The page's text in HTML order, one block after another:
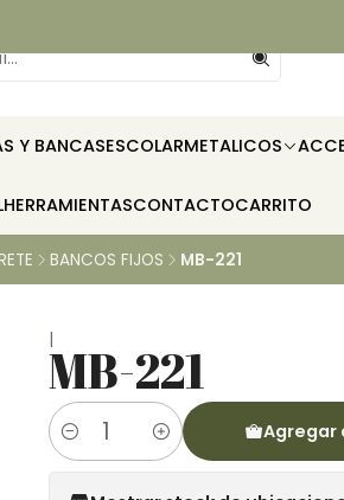
Y BANCASESCOLARMETALICOS
HERRAMIENTASCONTACTOCARRITO
BANCOS FIJOS MB-221
|MB-221
Cantidad
Agregar